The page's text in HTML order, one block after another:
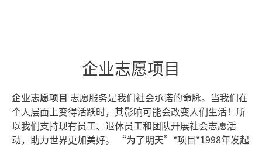
企业志愿项目
企业志愿项目 志愿服务是我们社会承诺的命脉。当我们在
个人层面上变得活跃时，其影响可能会改变人们生活！所
以我们支持现有员工、退休员工和团队开展社会志愿活
动，助力世界更加美好。
“为了明天” *项目*1998年发起